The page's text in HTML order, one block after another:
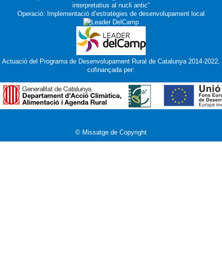
interpretatius al nucli antic”
Operació: Implementació d’estratègies de desenvolupament local
Actuació del Programa de Desenvolupament Rural de Catalunya 2014-2022,
cofinançada per:
© Missatge de Copyright